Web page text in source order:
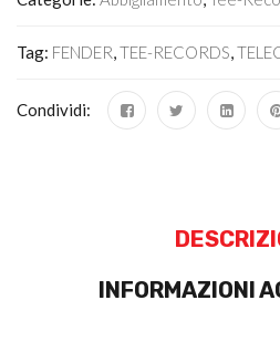
Tag: FENDER,TEE-RECORDS,
Condividi:
INFORMAZIONI